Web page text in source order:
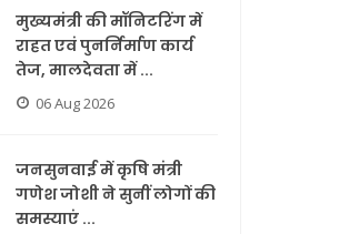
मुख्यमंत्री की मॉनिटरिंग में
राहत एवं पुनर्निर्माण कार्य
तेज, मालदेवता में ...
06 Aug 2026
जनसुनवाई में कृषि मंत्री
गणेश जोशी ने सुनीं लोगों की
समस्याएं ...